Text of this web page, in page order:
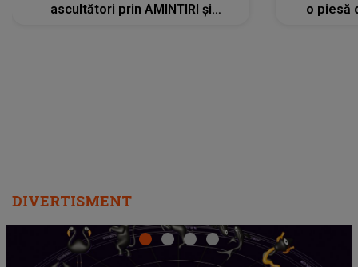
ascultători prin AMINTIRI și
o piesă
DIVERTISMENT